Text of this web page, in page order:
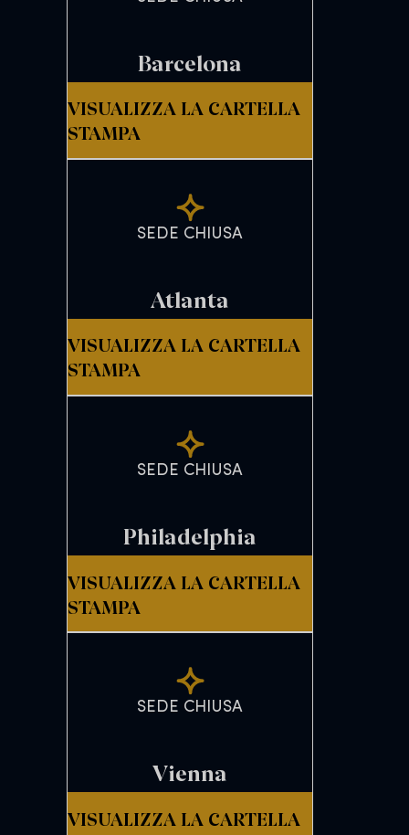
Barcelona
VISUALIZZA LA CARTELLA
STAMPA
SEDE CHIUSA
Atlanta
VISUALIZZA LA CARTELLA
STAMPA
SEDE CHIUSA
Philadelphia
VISUALIZZA LA CARTELLA
STAMPA
SEDE CHIUSA
Vienna
VISUALIZZA LA CARTELLA